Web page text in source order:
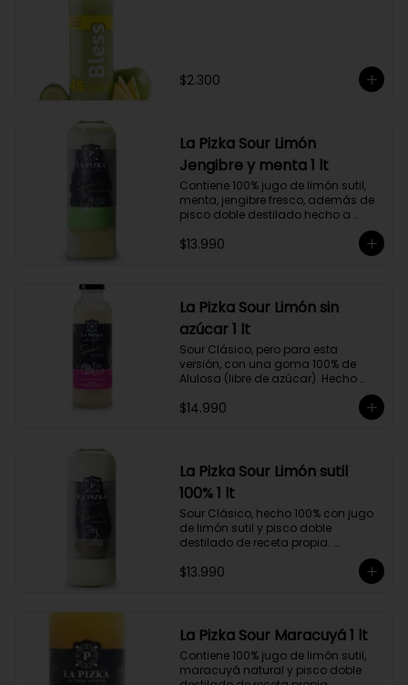
$2.300
La Pizka Sour Limón
Jengibre y menta 1 lt
Contiene 100% jugo de limón sutil,
menta, jengibre fresco, además de
pisco doble destilado hecho a
Alejandría, Amarilla, Rosada y
$13.990
La Pizka Sour Limón sin
azúcar 1 lt
Sour Clásico, pero para esta
versión, con una goma 100% de
Alulosa (libre de azúcar). Hecho
100% con jugo de limón sutil y pisco
doble destilado de receta propia
hecho a partir de uva Moscatel de
corazón del Valle del Elqui.
$14.990
La Pizka Sour Limón sutil
100% 1 lt
Sour Clásico, hecho 100% con jugo
de limón sutil y pisco doble
destilado de receta propia.
Elaborado en el corazón del Valle
del Elqui, hecho a partir de uva
$13.990
La Pizka Sour Maracuyá 1 lt
Contiene 100% jugo de limón sutil,
maracuyá natural y pisco doble